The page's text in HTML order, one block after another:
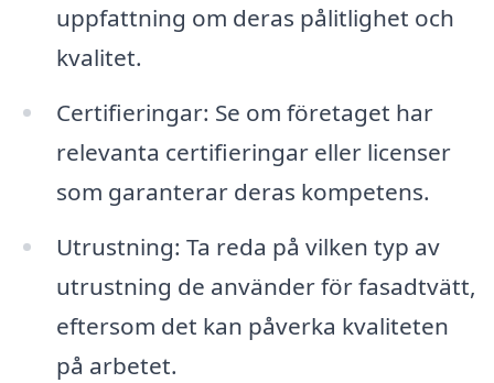
uppfattning om deras pålitlighet och
kvalitet.
Certifieringar: Se om företaget har
relevanta certifieringar eller licenser
som garanterar deras kompetens.
Utrustning: Ta reda på vilken typ av
utrustning de använder för fasadtvätt,
eftersom det kan påverka kvaliteten
på arbetet.